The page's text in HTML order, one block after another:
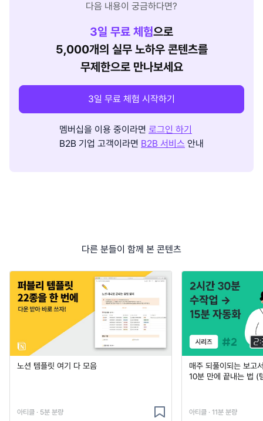
다음 내용이 궁금하다면?
3일 무료 체험으로
5,000개의 실무 노하우 콘텐츠를
무제한으로 만나보세요
3일 무료 체험 시작하기
멤버십을 이용 중이라면 로그인 하기
B2B 기업 고객이라면 B2B 서비스 안내
다른 분들이 함께 본 콘텐츠
노션 템플릿 여기 다 모음
아티클 · 5분 분량
매주 되풀이되는 보고
10분 만에 끝내는 법 (
아티클 · 11분 분량